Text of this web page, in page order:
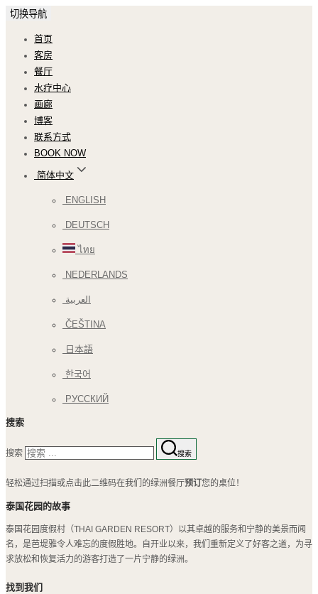
切换导航
首页
客房
餐厅
水疗中心
画廊
博客
联系方式
BOOK NOW
简体中文
ENGLISH
DEUTSCH
ไทย
NEDERLANDS
العربية
ČEŠTINA
日本語
한국어
РУССКИЙ
搜索
搜索 搜索
轻松通过扫描或点击此二维码在我们的绿洲餐厅预订 您的桌位！
泰国花园的故事
泰国花园度假村（THAI GARDEN RESORT）以其卓越的服务和宁静的美景而闻
名，是芭堤雅令人难忘的度假胜地。自开业以来，我们重新定义了好客之道，为寻
求放松和恢复活力的游客打造了一片宁静的绿洲。
找到我们